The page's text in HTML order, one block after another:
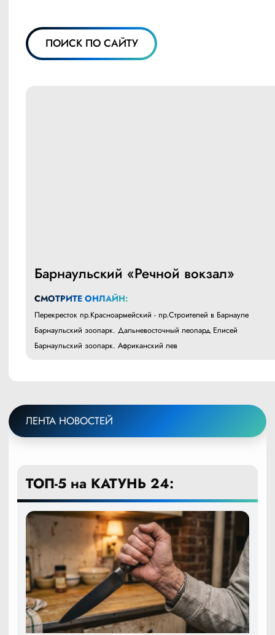
ПОИСК ПО САЙТУ
Барнаульский «Речной вокзал»
СМОТРИТЕ ОНЛАЙН:
Перекресток пр.Красноармейский - пр.Строителей в Барнауле
Барнаульский зоопарк. Дальневосточный леопард Елисей
Барнаульский зоопарк. Африканский лев
ЛЕНТА НОВОСТЕЙ
ТОП-5 на КАТУНЬ 24: